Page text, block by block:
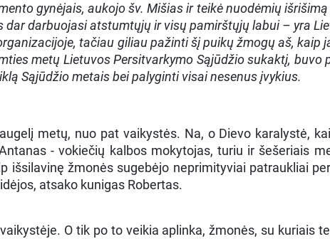
gynėjais, aukojo šv. Mišias ir teikė nuodėmių
dar darbuojasi atstumtųjų ir visų pamirštųjų labui – yra
tačiau giliau pažinti šį puikų žmogų aš,
metų Lietuvos Persitvarkymo Sąjūdžio sukaktį, buvo
Sąjūdžio metais bei palyginti visai nesenus įvykius.
metų, nuo pat vaikystės. Na, o Dievo karalystė,
- vokiečių kalbos mokytojas, turiu ir šešeriais
žmonės sugebėjo neprimityviai patraukliai
atsako kunigas Robertas.
O tik po to veikia aplinka, žmonės, su kuriais